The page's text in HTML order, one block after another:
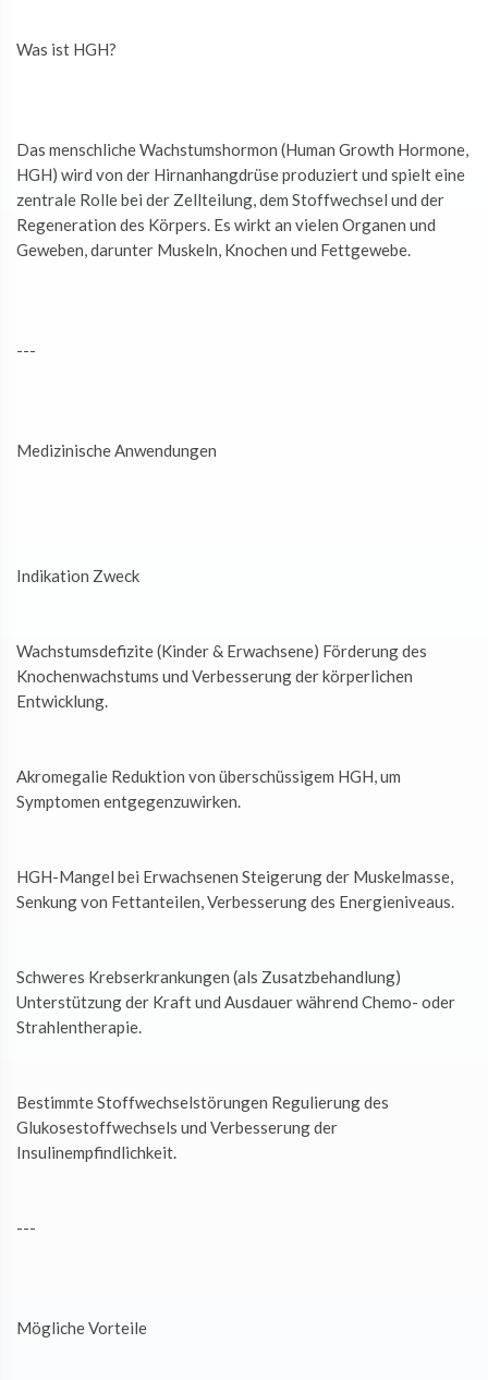
Was ist HGH?
Das menschliche Wachstumshormon (Human Growth Hormone,
HGH) wird von der Hirnanhangdrüse produziert und spielt eine
zentrale Rolle bei der Zellteilung, dem Stoffwechsel und der
Regeneration des Körpers. Es wirkt an vielen Organen und
Geweben, darunter Muskeln, Knochen und Fettgewebe.
---
Medizinische Anwendungen
Indikation Zweck
Wachstumsdefizite (Kinder & Erwachsene) Förderung des
Knochenwachstums und Verbesserung der körperlichen
Entwicklung.
Akromegalie Reduktion von überschüssigem HGH, um
Symptomen entgegenzuwirken.
HGH-Mangel bei Erwachsenen Steigerung der Muskelmasse,
Senkung von Fettanteilen, Verbesserung des Energieniveaus.
Schweres Krebserkrankungen (als Zusatzbehandlung)
Unterstützung der Kraft und Ausdauer während Chemo- oder
Strahlentherapie.
Bestimmte Stoffwechselstörungen Regulierung des
Glukosestoffwechsels und Verbesserung der
Insulinempfindlichkeit.
---
Mögliche Vorteile